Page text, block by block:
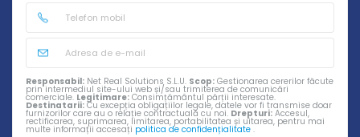
Responsabil: Net Real Solutions S.L.U. Scop: Gestionarea cererilor făcute
prin intermediul site-ului web și/sau trimiterea de comunicări
comerciale. Legitimare: Consimțământul părții interesate.
Destinatarii: Cu excepția obligațiilor legale, datele vor fi transmise doar
furnizorilor care au o relație contractuală cu noi. Drepturi: Accesul,
rectificarea, suprimarea, limitarea, portabilitatea și uitarea, pentru mai
multe informații accesați politica de confidențialitate .